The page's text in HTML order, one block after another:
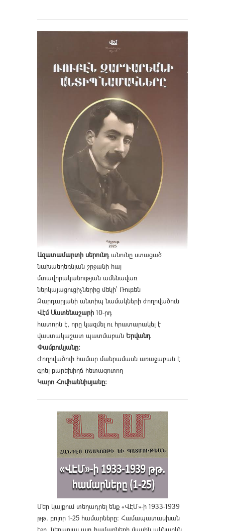
Ազատամարտի սերունդանունը ստացած
նախաեղեռնյան շրջանի հայ
մտավորականության ամենավառ
ներկայացուցիչներից մեկի՝ Ռուբեն
Զարդարյանի անտիպ նամակների ժողովածուն
Վէմ Մատենաշարի 10-րդ
հատորն է, որը կազմել ու հրատարակել է
վաստակաշատ պատմաբան Երվանդ
Փամբուկյանը։
Ժողովածուի համար մանրամասն առաջաբան է
գրել բարեխիղճ հետազոտող
Կարո Հովհաննիսյանը։
Մեր կայքում տեղադրել ենք «ՎԷՄ»-ի 1933-1939
թթ. բոլոր 1-25 համարները։ Համապատասխան